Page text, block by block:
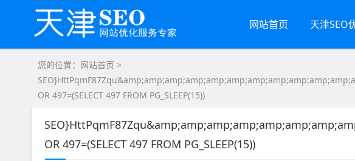
网站首页 天津SEO
您的位置： 网站首页 >
OR 497=(SELECT 497 FROM PG_SLEEP(15))
OR 497=(SELECT 497 FROM PG_SLEEP(15))